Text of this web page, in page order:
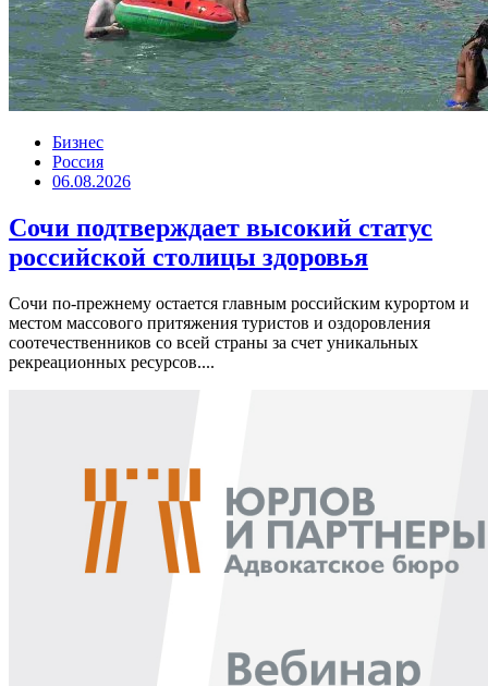
Бизнес
Россия
06.08.2026
Сочи подтверждает высокий статус
российской столицы здоровья
Сочи по-прежнему остается главным российским курортом и
местом массового притяжения туристов и оздоровления
соотечественников со всей страны за счет уникальных
рекреационных ресурсов....